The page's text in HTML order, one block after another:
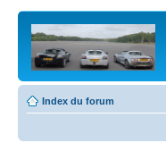
Index du forum